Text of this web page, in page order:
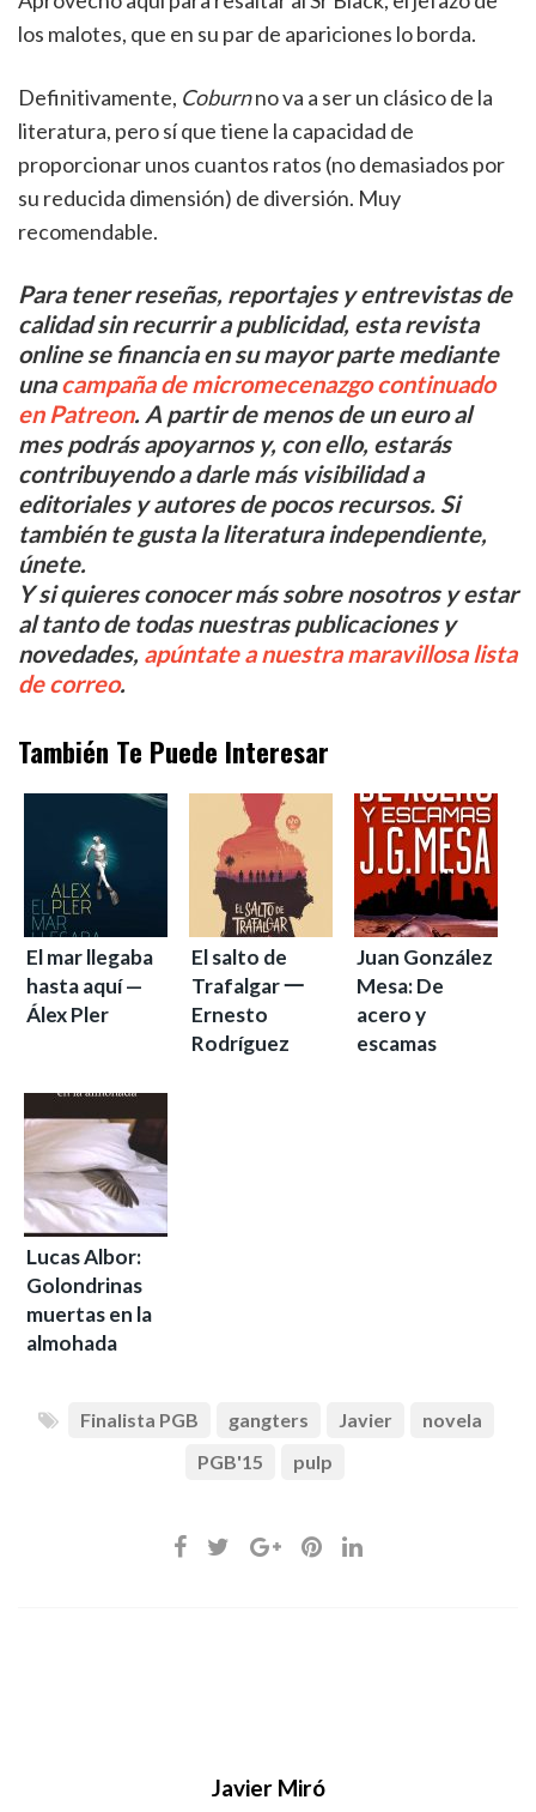
los malotes, que en su par de apariciones lo borda.
Definitivamente, Coburnno va a ser un clásico de la
literatura, pero sí que tiene la capacidad de
proporcionar unos cuantos ratos (no demasiados por
su reducida dimensión) de diversión. Muy
recomendable.
Para tener reseñas, reportajes y entrevistas de
calidad sin recurrir a publicidad, esta revista
online se financia en su mayor parte mediante
unacampaña de micromecenazgo continuado
en Patreon. A partir de menos de un euro al
mes podrás apoyarnos y, con ello, estarás
contribuyendo a darle más visibilidad a
editoriales y autores de pocos recursos. Si
también te gusta la literatura independiente,
únete.
Y si quieres conocer más sobre nosotros y estar
al tanto de todas nuestras publicaciones y
novedades, apúntate a nuestra maravillosa lista
de correo.
También Te Puede Interesar
El mar llegaba
hasta aquí —
Álex Pler
El salto de
Trafalgar 一
Ernesto
Rodríguez
Juan González
Mesa: De
acero y
escamas
Lucas Albor:
Golondrinas
muertas en la
almohada
Finalista PGB gangters Javier
novela
PGB'15
pulp
Javier Miró